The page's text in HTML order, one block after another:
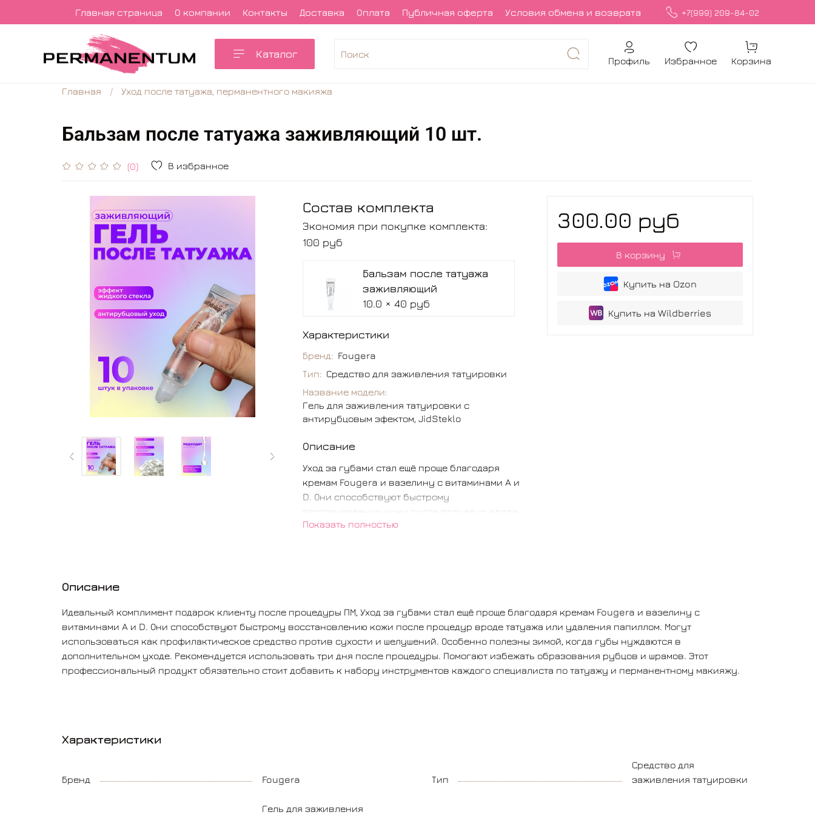
Главная страница О компании Контакты Доставка Оплата Публичная оферта Условия обмена и возврата +7(999) 209-84-02
Каталог
Профиль Избранное Корзина
Главная Уход после татуажа, перманентного макияжа
Бальзам после татуажа заживляющий 10 шт.
(0) В избранное
Состав комплекта
Экономия при покупке комплекта:
100 руб
Бальзам после татуажа
заживляющий
10.0 × 40 руб
Характеристики
Бренд: Fougera
Тип: Средство для заживления татуировки
Название модели:
Гель для заживления татуировки с
антирубцовым эфектом, JidSteklo
Описание
Уход за губами стал ещё проще благодаря
кремам Fougera и вазелину с витаминами A и
D. Они способствуют быстрому
татуажа или удаления папиллом. Могут
процедуры. Помогают избежать образования
рубцов и шрамов. Этот профессиональный
продукт обязательно стоит добавить к набору
инструментов каждого специалиста по
татуажу и перманентному макияжу.
Показать полностью
300.00 руб
В корзину
Купить на Ozon
Купить на Wildberries
Описание
Идеальный комплимент подарок клиенту после процедуры ПМ, Уход за губами стал ещё проще благодаря кремам Fougera и вазелину с
витаминами A и D. Они способствуют быстрому восстановлению кожи после процедур вроде татуажа или удаления папиллом. Могут
использоваться как профилактическое средство против сухости и шелушений. Особенно полезны зимой, когда губы нуждаются в
дополнительном уходе. Рекомендуется использовать три дня после процедуры. Помогают избежать образования рубцов и шрамов. Этот
профессиональный продукт обязательно стоит добавить к набору инструментов каждого специалиста по татуажу и перманентному макияжу.
Характеристики
Бренд Fougera Тип
Средство для
заживления татуировки
Гель для заживления